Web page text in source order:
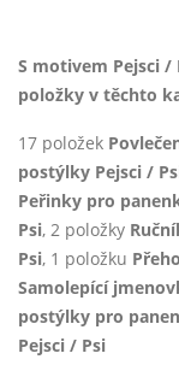
S motivem Pejsci /
položky v těchto
17 položek
postýlky Pejsci /
Peřinky pro
Psi, 2 položky
Psi, 1 položku
Samolepící
postýlky pro
Pejsci / Psi